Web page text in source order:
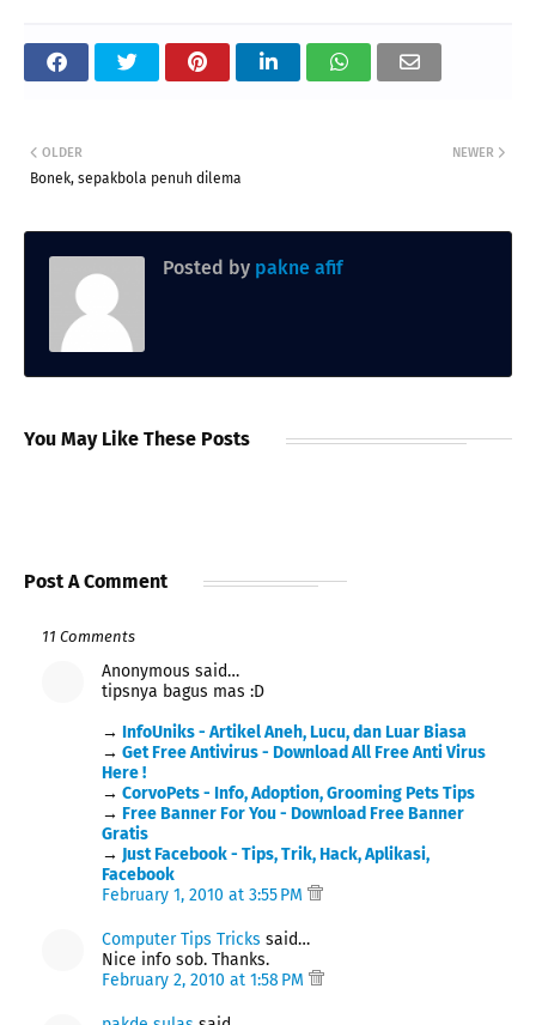
NEWER
OLDER
Bonek, sepakbola penuh dilema
Posted by pakne afif
You May Like These Posts
Post A Comment
11 Comments
Anonymous said…
tipsnya bagus mas :D
→ InfoUniks - Artikel Aneh, Lucu, dan Luar Biasa
→ Get Free Antivirus - Download All Free Anti Virus
Here !
→ CorvoPets - Info, Adoption, Grooming Pets Tips
→ Free Banner For You - Download Free Banner
Gratis
→ Just Facebook - Tips, Trik, Hack, Aplikasi,
Facebook
February 1, 2010 at 3:55 PM
Computer Tips Tricks said…
Nice info sob. Thanks.
February 2, 2010 at 1:58 PM